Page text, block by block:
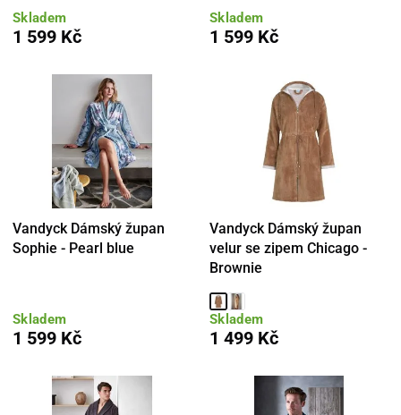
Skladem
1 599 Kč
Skladem
1 599 Kč
Vandyck Dámský župan
Sophie - Pearl blue
Skladem
1 599 Kč
Vandyck Dámský župan
velur se zipem Chicago -
Brownie
Skladem
1 499 Kč